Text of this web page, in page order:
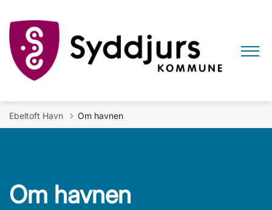
Ebeltoft Havn Om havnen
Om havnen